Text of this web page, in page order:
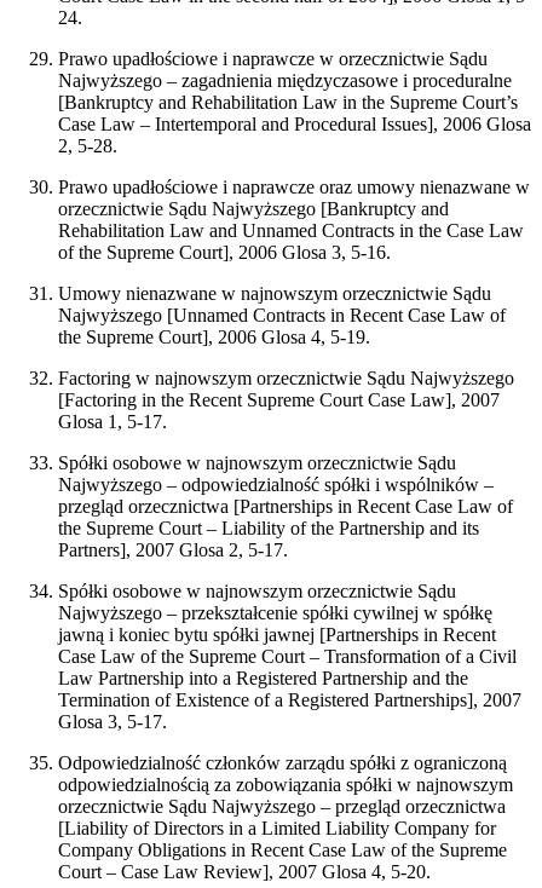
24.
Prawo upadłościowe i naprawcze w orzecznictwie Sądu
Najwyższego – zagadnienia międzyczasowe i proceduralne
[Bankruptcy and Rehabilitation Law in the Supreme Court’s
Case Law – Intertemporal and Procedural Issues], 2006 Glosa
2, 5-28.
Prawo upadłościowe i naprawcze oraz umowy nienazwane w
orzecznictwie Sądu Najwyższego [Bankruptcy and
Rehabilitation Law and Unnamed Contracts in the Case Law
of the Supreme Court], 2006 Glosa 3, 5-16.
Umowy nienazwane w najnowszym orzecznictwie Sądu
Najwyższego [Unnamed Contracts in Recent Case Law of
the Supreme Court], 2006 Glosa 4, 5-19.
Factoring w najnowszym orzecznictwie Sądu Najwyższego
[Factoring in the Recent Supreme Court Case Law], 2007
Glosa 1, 5-17.
Spółki osobowe w najnowszym orzecznictwie Sądu
Najwyższego – odpowiedzialność spółki i wspólników –
przegląd orzecznictwa [Partnerships in Recent Case Law of
the Supreme Court – Liability of the Partnership and its
Partners], 2007 Glosa 2, 5-17.
Spółki osobowe w najnowszym orzecznictwie Sądu
Najwyższego – przekształcenie spółki cywilnej w spółkę
jawną i koniec bytu spółki jawnej [Partnerships in Recent
Case Law of the Supreme Court – Transformation of a Civil
Law Partnership into a Registered Partnership and the
Termination of Existence of a Registered Partnerships], 2007
Glosa 3, 5-17.
Odpowiedzialność członków zarządu spółki z ograniczoną
odpowiedzialnością za zobowiązania spółki w najnowszym
orzecznictwie Sądu Najwyższego – przegląd orzecznictwa
[Liability of Directors in a Limited Liability Company for
Company Obligations in Recent Case Law of the Supreme
Court – Case Law Review], 2007 Glosa 4, 5-20.